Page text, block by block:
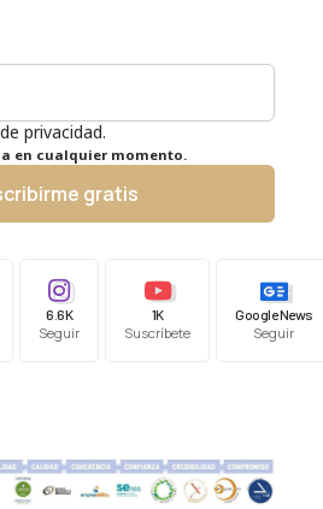
privacidad.
en cualquier momento.
gratis
6.6K
Seguir
1K
Suscríbete
Google News
Seguir